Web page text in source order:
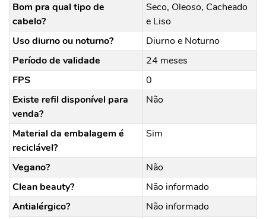
Bom pra qual tipo de
cabelo?
Seco, Oleoso, Cacheado
e Liso
Uso diurno ou noturno?
Diurno e Noturno
Período de validade
24 meses
FPS
0
Existe refil disponível para
venda?
Não
Material da embalagem é
reciclável?
Sim
Vegano?
Não
Clean beauty?
Não informado
Antialérgico?
Não informado